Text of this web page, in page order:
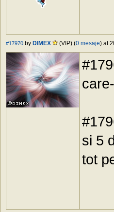
#17970 by DIMEX (VIP) (0 mesaje) at
si 5
tot